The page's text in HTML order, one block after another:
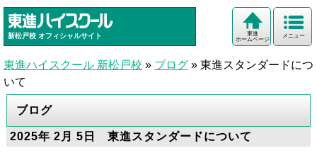
新松戸校 オフィシャルサイト メニュー
東進
ホームページ
東進ハイスクール 新松戸校 » ブログ » 東進スタンダードにつ
いて
ブログ
2025年 2月 5日 東進スタンダードについて